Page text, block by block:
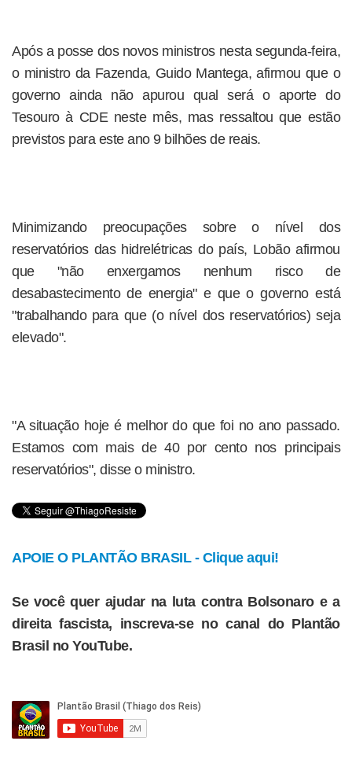
Após a posse dos novos ministros nesta segunda-feira,
o ministro da Fazenda, Guido Mantega, afirmou que o
governo ainda não apurou qual será o aporte do
Tesouro à CDE neste mês, mas ressaltou que estão
previstos para este ano 9 bilhões de reais.
Minimizando preocupações sobre o nível dos
reservatórios das hidrelétricas do país, Lobão afirmou
que "não enxergamos nenhum risco de
desabastecimento de energia" e que o governo está
"trabalhando para que (o nível dos reservatórios) seja
elevado".
"A situação hoje é melhor do que foi no ano passado.
Estamos com mais de 40 por cento nos principais
reservatórios", disse o ministro.
APOIE O PLANTÃO BRASIL - Clique aqui!
Se você quer ajudar na luta contra Bolsonaro e a
direita fascista, inscreva-se no canal do Plantão
Brasil no YouTube.